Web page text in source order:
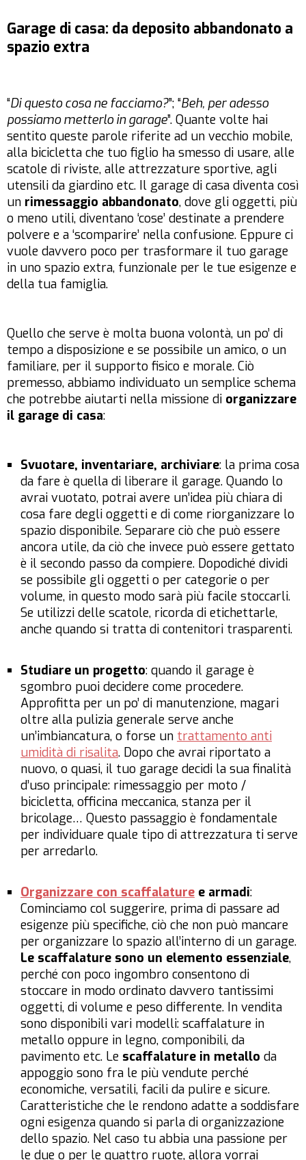
Garage di casa: da deposito abbandonato a
spazio extra
“Di questo cosa ne facciamo?”; “Beh, per adesso
possiamo metterlo in garage”. Quante volte hai
sentito queste parole riferite ad un vecchio mobile,
alla bicicletta che tuo figlio ha smesso di usare, alle
scatole di riviste, alle attrezzature sportive, agli
utensili da giardino etc. Il garage di casa diventa così
un rimessaggio abbandonato, dove gli oggetti, più
o meno utili, diventano ‘cose’ destinate a prendere
polvere e a ‘scomparire’ nella confusione. Eppure ci
vuole davvero poco per trasformare il tuo garage
in uno spazio extra, funzionale per le tue esigenze e
della tua famiglia.
Quello che serve è molta buona volontà, un po’ di
tempo a disposizione e se possibile un amico, o un
familiare, per il supporto fisico e morale. Ciò
premesso, abbiamo individuato un semplice schema
che potrebbe aiutarti nella missione di organizzare
il garage di casa:
Svuotare, inventariare, archiviare: la prima cosa
da fare è quella di liberare il garage. Quando lo
avrai vuotato, potrai avere un’idea più chiara di
cosa fare degli oggetti e di come riorganizzare lo
spazio disponibile. Separare ciò che può essere
ancora utile, da ciò che invece può essere gettato
è il secondo passo da compiere. Dopodiché dividi
se possibile gli oggetti o per categorie o per
volume, in questo modo sarà più facile stoccarli.
Se utilizzi delle scatole, ricorda di etichettarle,
anche quando si tratta di contenitori trasparenti.
Studiare un progetto: quando il garage è
sgombro puoi decidere come procedere.
Approfitta per un po’ di manutenzione, magari
oltre alla pulizia generale serve anche
un’imbiancatura, o forse un trattamento anti
umidità di risalita. Dopo che avrai riportato a
nuovo, o quasi, il tuo garage decidi la sua finalità
d’uso principale: rimessaggio per moto /
bicicletta, officina meccanica, stanza per il
bricolage… Questo passaggio è fondamentale
per individuare quale tipo di attrezzatura ti serve
per arredarlo.
Organizzare con scaffalature e armadi:
Cominciamo col suggerire, prima di passare ad
esigenze più specifiche, ciò che non può mancare
per organizzare lo spazio all’interno di un garage.
Le scaffalature sono un elemento essenziale,
perché con poco ingombro consentono di
stoccare in modo ordinato davvero tantissimi
oggetti, di volume e peso differente. In vendita
sono disponibili vari modelli: scaffalature in
metallo oppure in legno, componibili, da
pavimento etc. Le scaffalature in metallo da
appoggio sono fra le più vendute perché
economiche, versatili, facili da pulire e sicure.
Caratteristiche che le rendono adatte a soddisfare
ogni esigenza quando si parla di organizzazione
dello spazio. Nel caso tu abbia una passione per
le due o per le quattro ruote, allora vorrai